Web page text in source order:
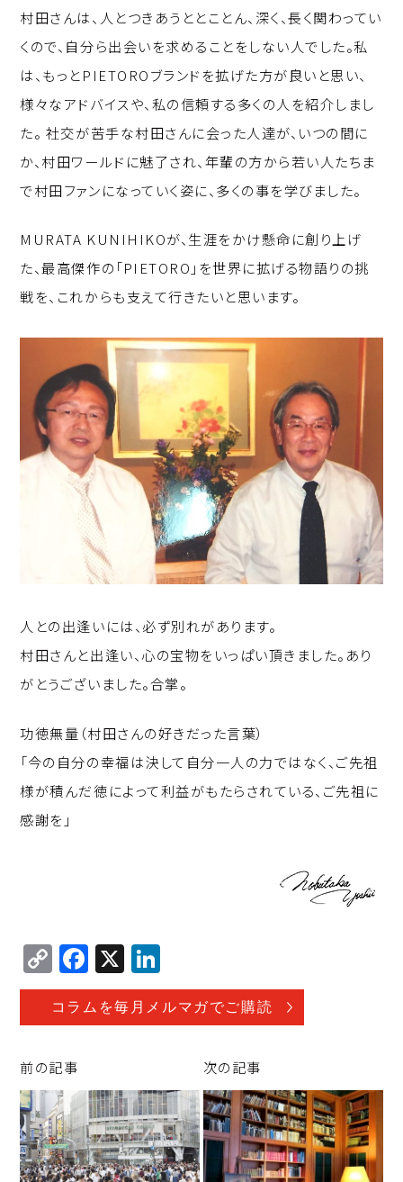
村田さんは、人とつきあうととことん、深く、長く関わってい
くので、自分ら出会いを求めることをしない人でした。私
は、もっとPIETOROブランドを拡げた方が良いと思い、
様々なアドバイスや、私の信頼する多くの人を紹介しまし
た。 社交が苦手な村田さんに会った人達が、いつの間に
か、村田ワールドに魅了され、年輩の方から若い人たちま
で村田ファンになっていく姿に、多くの事を学びました。
MURATA KUNIHIKOが、生涯をかけ懸命に創り上げ
た、最高傑作の「PIETORO」を世界に拡げる物語りの挑
戦を、これからも支えて行きたいと思います。
人との出逢いには、必ず別れがあります。
村田さんと出逢い、心の宝物をいっぱい頂きました。あり
がとうございました。合掌。
功徳無量（村田さんの好きだった言葉）
「今の自分の幸福は決して自分一人の力ではなく、ご先祖
様が積んだ徳によって利益がもたらされている、ご先祖に
感謝を」
C
o
p
Li
n
k
F
a
c
o
o
k
X
n
k
I
n
コラムを毎月メルマガでご購読
前の記事 次の記事